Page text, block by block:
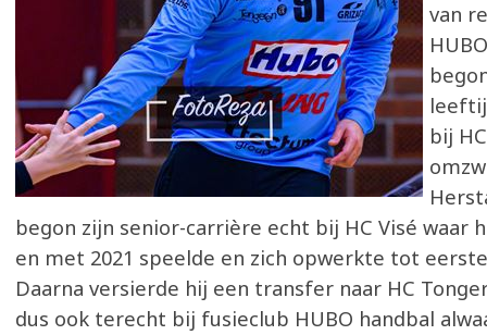
van
bij
begon zijn senior-carrière echt bij HC Visé waar
en met 2021 speelde en zich opwerkte tot
Daarna versierde hij een transfer naar HC
dus ook terecht bij fusieclub HUBO handbal